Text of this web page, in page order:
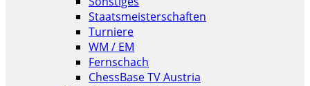
Staatsmeisterschaften
Turniere
WM / EM
Fernschach
ChessBase TV Austria